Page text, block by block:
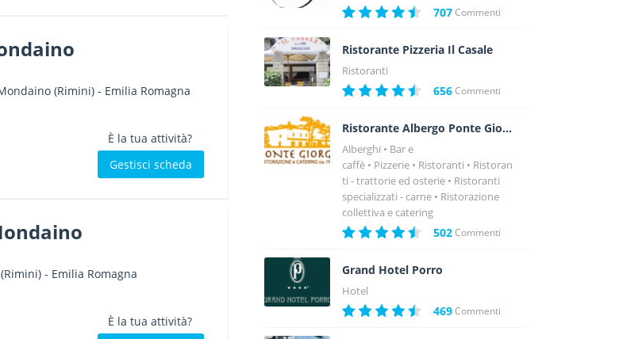
(Rimini) - Emilia Romagna
È la tua attività?
Gestisci scheda
- Emilia Romagna
È la tua attività?
707Commenti
Ristorante Pizzeria Il Casale
Ristoranti
656Commenti
Ristorante Albergo Ponte Giorgi
Alberghi
Bar e
caffè
Pizzerie Ristoranti
Ristoran
ti - trattorie ed osterie
Ristoranti
specializzati - carne
Ristorazione
collettiva e catering
502Commenti
Grand Hotel Porro
Hotel
469Commenti